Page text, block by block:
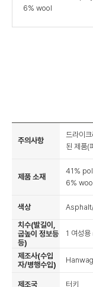
6% wool
주의사항
드라이
된 제품(
제품 소재
41%
6%
색상
치수(발길이,
굽높이 정보등
등)
1 여성
제조사(수입
자/병행수입)
제조국 터키